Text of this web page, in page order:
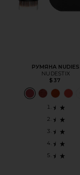
РУМЯНА NUDIES
NUDESTIX
$37